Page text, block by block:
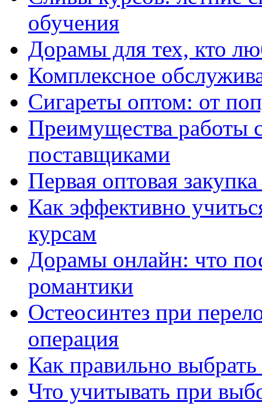
обучения
Дорамы для тех, кто
Комплексное
Сигареты оптом: от
Преимущества работы
поставщиками
Первая оптовая
Как эффективно
курсам
Дорамы онлайн: что
романтики
Остеосинтез при
операция
Как правильно
Что учитывать при